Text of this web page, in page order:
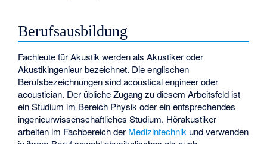
Berufsausbildung
Fachleute für Akustik werden als Akustiker oder
Akustikingenieur bezeichnet. Die englischen
Berufsbezeichnungen sind acoustical engineer oder
acoustician. Der übliche Zugang zu diesem Arbeitsfeld ist
ein Studium im Bereich Physik oder ein entsprechendes
ingenieurwissenschaftliches Studium. Hörakustiker
arbeiten im Fachbereich der Medizintechnik und verwenden